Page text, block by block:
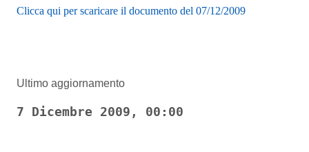
Clicca qui per scaricare il documento del 07/12/2009
Ultimo aggiornamento
7 Dicembre 2009, 00:00